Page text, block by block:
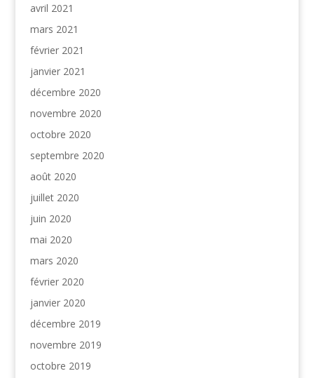
avril 2021
mars 2021
février 2021
janvier 2021
décembre 2020
novembre 2020
octobre 2020
septembre 2020
août 2020
juillet 2020
juin 2020
mai 2020
mars 2020
février 2020
janvier 2020
décembre 2019
novembre 2019
octobre 2019